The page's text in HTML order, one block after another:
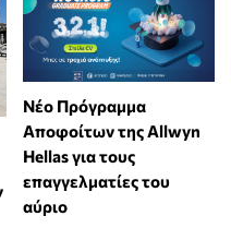
Νέο Πρόγραμμα
Αποφοίτων της Allwyn
Hellas για τους
επαγγελματίες του
αύριο